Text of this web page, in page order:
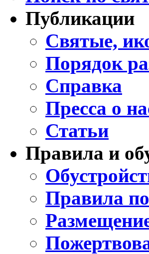
Публикации
Святые,
Порядок
Справка
Пресса о
Статьи
Правила и
Правила